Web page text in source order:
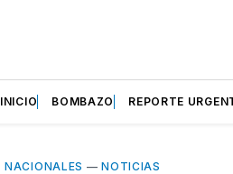
INICIO BOMBAZO REPORTE
NACIONALES —NOTICIAS